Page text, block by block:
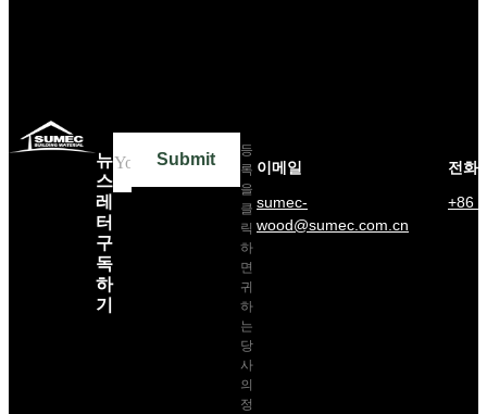
뉴
스
레
터
구
독
하
기
Submit
등
록
을
클
릭
하
면
귀
하
는
당
사
의
정
이메일
sumec-
wood@sumec.com.cn
전화
+86